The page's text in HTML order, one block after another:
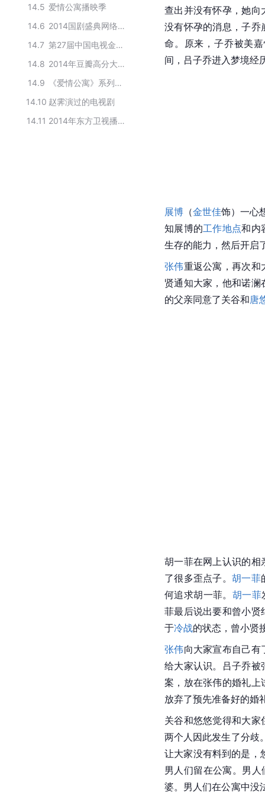
14.5 爱情公寓播映季
14.6
2014国剧盛典网络人气奖获奖作品
14.7
第27届中国电视金鹰奖观众电视剧奖提名名单
14.8
2014年豆瓣高分大陆电视剧TOP10
14.9
《爱情公寓》系列电视剧
14.10 赵霁演过的电视剧
14.11
2014年东方卫视播出的电视剧
查出并没有怀孕，她向
没有怀孕的消息，子乔
命。原来，子乔被美
间，吕子乔进入梦境经
展博 （金世佳饰）一心
知展博的工作地点和内
生存的能力，然后开启
张伟重返公寓，再次和
贤通知大家，他和诺
的父亲同意了关谷和唐
胡一菲在网上认识的
了很多歪点子。胡一菲
何追求胡一菲。 胡一菲
菲最后说出要和曾小贤
于冷战的状态，曾小贤
张伟向大家宣布自己
给大家认识。吕子乔被
案，放在张伟的婚礼上
放弃了预先准备好的婚
关谷和悠悠觉得和大
两个人因此发生了分歧
让大家没有料到的是，
男人们留在公寓。男
婆。男人们在公寓中没